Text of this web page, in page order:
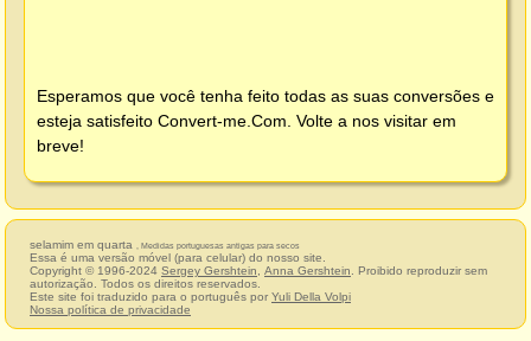
Esperamos que você tenha feito todas as suas conversões e
esteja satisfeito Convert-me.Com . Volte a nos visitar em
breve!
selamim em quarta , Medidas portuguesas antigas para secos
Essa é uma versão móvel (para celular) do nosso site.
Copyright © 1996-2024 Sergey Gershtein Anna Gershtein . Proibido reproduzir sem
autorização. Todos os direitos reservados.
Este site foi traduzido para o português por Yuli Della Volpi
Nossa política de privacidade